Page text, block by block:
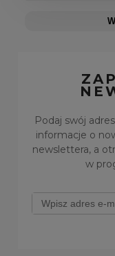
Podaj swój
informacje o
newslettera, a
w